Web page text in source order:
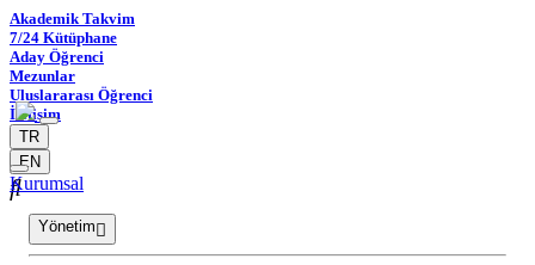
Akademik Takvim
7/24 Kütüphane
Aday Öğrenci
Mezunlar
Uluslararası Öğrenci
İletişim
TR
EN
Kurumsal
Yönetim